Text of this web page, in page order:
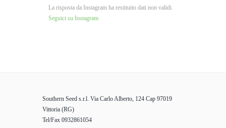
La risposta da Instagram ha restituito dati non validi.
Seguici su Instagram
Southern Seed s.r.l. Via Carlo Alberto, 124 Cap 97019
Vittoria (RG)
Tel/Fax 0932861054